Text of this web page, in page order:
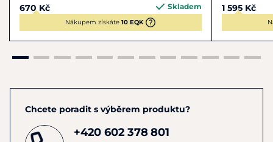
670 Kč Skladem
Nákupem získáte10 EQK
1 595 Kč
Chcete poradit s výběrem produktu?
+420 602 378 801